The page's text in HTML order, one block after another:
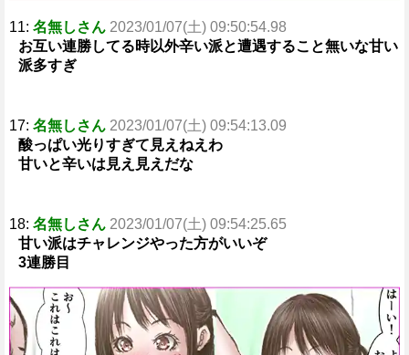
11: 名無しさん 2023/01/07(土) 09:50:54.98
お互い連勝してる時以外辛い派と遭遇すること無いな甘い
派多すぎ
17: 名無しさん 2023/01/07(土) 09:54:13.09
酸っぱい光りすぎて見えねえわ
甘いと辛いは見え見えだな
18: 名無しさん 2023/01/07(土) 09:54:25.65
甘い派はチャレンジやった方がいいぞ
3連勝目